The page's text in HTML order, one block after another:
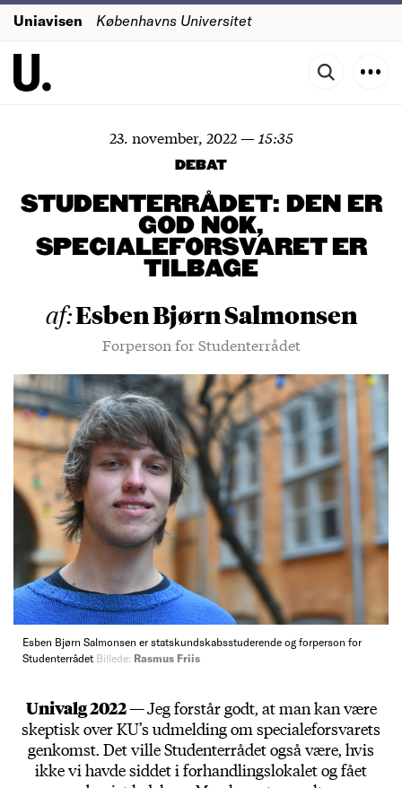
Uniavisen Københavns Universitet
23. november, 2022— 15:35
DEBAT
STUDENTERRÅDET: DEN ER
GOD NOK,
SPECIALEFORSVARET ER
TILBAGE
af:Esben Bjørn Salmonsen
Forperson for Studenterrådet
Esben Bjørn Salmonsen er statskundskabsstuderende og forperson for
Studenterrådet Billede: Rasmus Friis
Univalg 2022 —Jeg forstår godt, at man kan være
skeptisk over KU’s udmelding om specialeforsvarets
genkomst. Det ville Studenterrådet også være, hvis
ikke vi havde siddet i forhandlingslokalet og fået